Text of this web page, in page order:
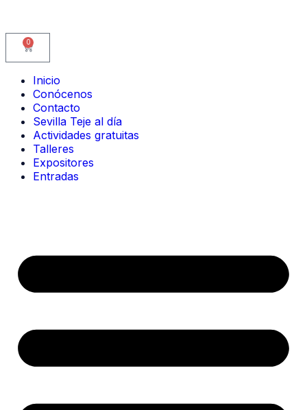
0
Inicio
Conócenos
Contacto
Sevilla Teje al día
Actividades gratuitas
Talleres
Expositores
Entradas